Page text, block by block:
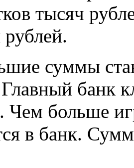
тысяч
суммы
банк
Чем больше
в банк.